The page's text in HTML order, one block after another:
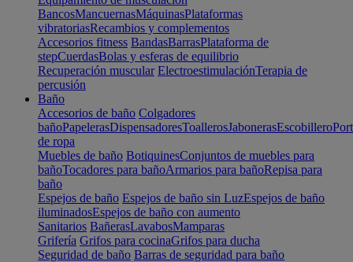
BancosMancuernasMáquinasPlataformas
vibratoriasRecambios y complementos
Accesorios fitness BandasBarrasPlataforma de
stepCuerdasBolas y esferas de equilibrio
Recuperación muscular ElectroestimulaciónTerapia de
percusión
Baño
Accesorios de baño Colgadores
bañoPapelerasDispensadoresToallerosJabonerasEscobillero
de ropa
Muebles de baño BotiquinesConjuntos de muebles para
bañoTocadores para bañoArmarios para bañoRepisa para
baño
Espejos de baño Espejos de baño sin LuzEspejos de baño
iluminadosEspejos de baño con aumento
Sanitarios BañerasLavabosMamparas
Grifería Grifos para cocinaGrifos para ducha
Seguridad de baño Barras de seguridad para baño